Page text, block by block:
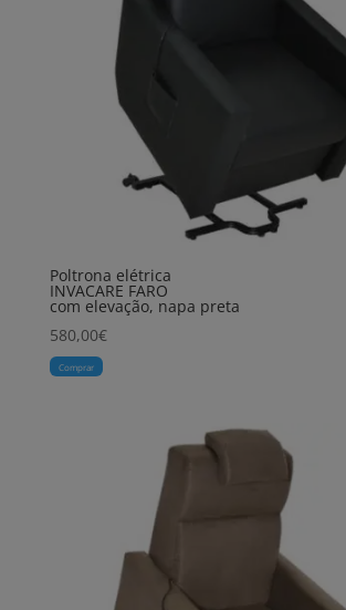
Poltrona elétrica
INVACARE FARO
com elevação, napa preta
580,00€
Comprar